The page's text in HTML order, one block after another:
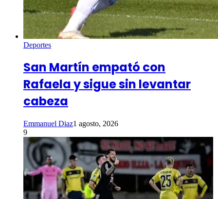
Deportes
San Martín empató con
Rafaela y sigue sin levantar
cabeza
Emmanuel Diaz1 agosto, 2026
9